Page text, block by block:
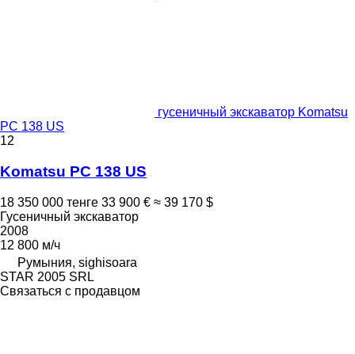
гусеничный экскаватор Komatsu
PC 138 US
12
Komatsu PC 138 US
18 350 000 тенге 33 900 € ≈ 39 170 $
Гусеничный экскаватор
2008
12 800 м/ч
Румыния, sighisoara
STAR 2005 SRL
Связаться с продавцом